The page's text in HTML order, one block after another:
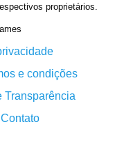
proprietários.
e condições
Transparência
Contato